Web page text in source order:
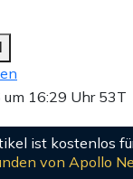
ist kostenlos
von Apollo
16:29 Uhr 53T
ist das, wo das
in die Welt setzt?